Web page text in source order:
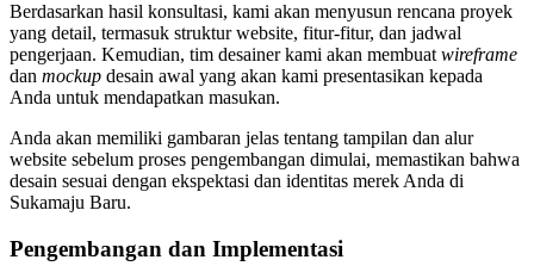
Berdasarkan hasil konsultasi, kami akan menyusun rencana proyek
yang detail, termasuk struktur website, fitur-fitur, dan jadwal
pengerjaan. Kemudian, tim desainer kami akan membuat wireframe
dan mockup desain awal yang akan kami presentasikan kepada
Anda untuk mendapatkan masukan.
Anda akan memiliki gambaran jelas tentang tampilan dan alur
website sebelum proses pengembangan dimulai, memastikan bahwa
desain sesuai dengan ekspektasi dan identitas merek Anda di
Sukamaju Baru.
Pengembangan dan Implementasi